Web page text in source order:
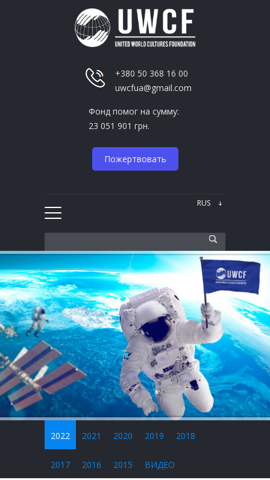
+380 50 368 16 00
uwcfua@gmail.com
Фонд помог на сумму:
23 051 901 грн.
Пожертвовать
2022 2021 2020 2019 2018
2017 2016 2015 ВИДЕО